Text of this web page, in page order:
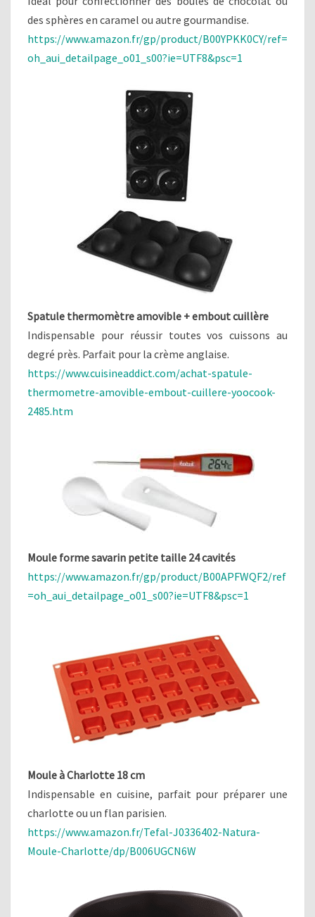
des sphères en caramel ou autre gourmandise.
https://www.amazon.fr/gp/product/B00YPKK0CY/ref=
oh_aui_detailpage_o01_s00?ie=UTF8&psc=1
Spatule thermomètre amovible + embout cuillère
Indispensable pour réussir toutes vos cuissons au
degré près. Parfait pour la crème anglaise.
https://www.cuisineaddict.com/achat-spatule-
thermometre-amovible-embout-cuillere-yoocook-
2485.htm
Moule forme savarin petite taille 24 cavités
https://www.amazon.fr/gp/product/B00APFWQF2/ref
=oh_aui_detailpage_o01_s00?ie=UTF8&psc=1
Moule à Charlotte 18 cm
Indispensable en cuisine, parfait pour préparer une
charlotte ou un flan parisien.
https://www.amazon.fr/Tefal-J0336402-Natura-
Moule-Charlotte/dp/B006UGCN6W